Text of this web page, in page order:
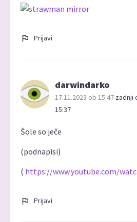
Prijavi
darwindarko
17.11.2023 ob 15:47 zadnji
15:37
Šole so ječe
(podnapisi)
( https://www.youtube.com/
Prijavi